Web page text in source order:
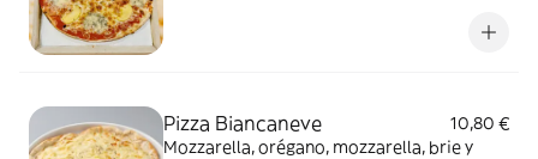
Pizza Biancaneve
10,80 €
Mozzarella, orégano, mozzarella, brie y